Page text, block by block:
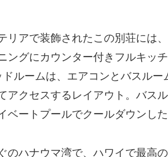
リアで装飾されたこの別荘に
ングにカウンター付きフルキ
ルームは、エアコンとバスル
アクセスするレイアウト。バス
ートプールでクールダウンし
のハナウマ湾で、ハワイで最高